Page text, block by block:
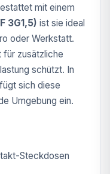
mit einem
3G1,5) ist sie ideal
oder Werkstatt.
für zusätzliche
schützt. In
fügt sich diese
Umgebung ein.
Steckdosen